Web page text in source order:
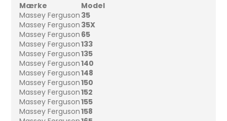
Mærke
Model
Massey Ferguson 35
Massey Ferguson 35X
Massey Ferguson 65
Massey Ferguson133
Massey Ferguson135
Massey Ferguson140
Massey Ferguson148
Massey Ferguson150
Massey Ferguson152
Massey Ferguson155
Massey Ferguson158